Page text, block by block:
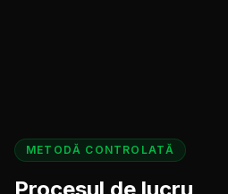
METODĂ CONTROLATĂ